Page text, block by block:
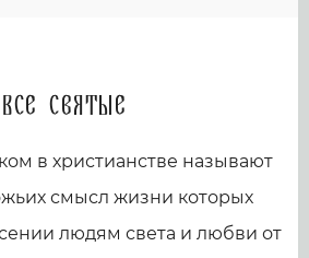
Все святые
в христианстве называют
смысл жизни которых
людям света и любви от